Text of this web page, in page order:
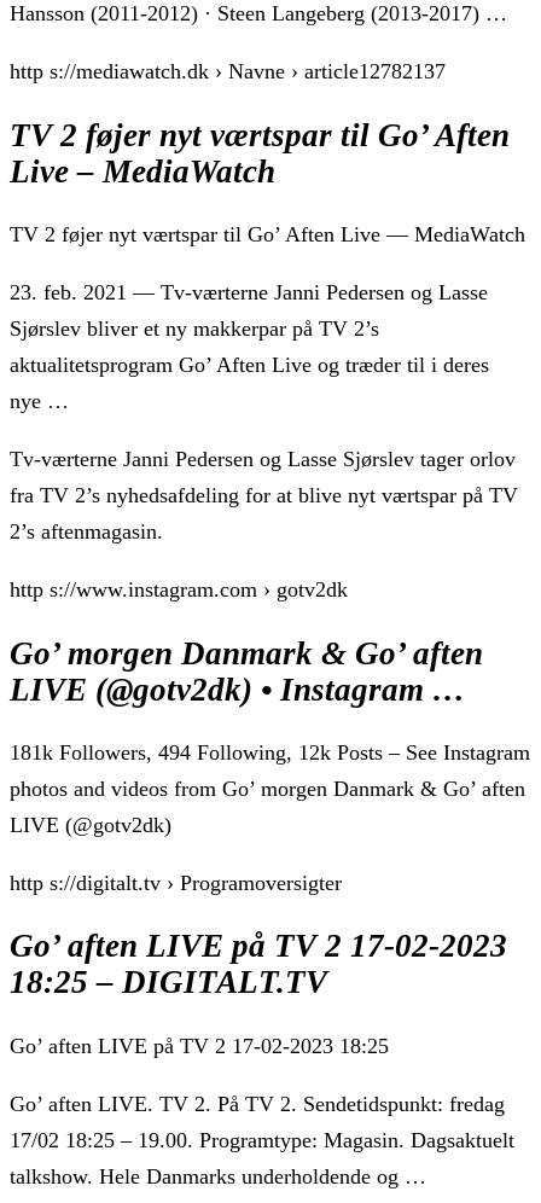
Hansson (2011-2012) · Steen Langeberg (2013-2017) …
http s://mediawatch.dk › Navne › article12782137
TV 2 føjer nyt værtspar til Go’ Aften
Live – MediaWatch
TV 2 føjer nyt værtspar til Go’ Aften Live — MediaWatch
23. feb. 2021 — Tv-værterne Janni Pedersen og Lasse
Sjørslev bliver et ny makkerpar på TV 2’s
aktualitetsprogram Go’ Aften Live og træder til i deres
nye …
Tv-værterne Janni Pedersen og Lasse Sjørslev tager orlov
fra TV 2’s nyhedsafdeling for at blive nyt værtspar på TV
2’s aftenmagasin.
http s://www.instagram.com › gotv2dk
Go’ morgen Danmark & Go’ aften
LIVE (@gotv2dk) • Instagram …
181k Followers, 494 Following, 12k Posts – See Instagram
photos and videos from Go’ morgen Danmark & Go’ aften
LIVE (@gotv2dk)
http s://digitalt.tv › Programoversigter
Go’ aften LIVE på TV 2 17-02-2023
18:25 – DIGITALT.TV
Go’ aften LIVE på TV 2 17-02-2023 18:25
Go’ aften LIVE. TV 2. På TV 2. Sendetidspunkt: fredag
17/02 18:25 – 19.00. Programtype: Magasin. Dagsaktuelt
talkshow. Hele Danmarks underholdende og …